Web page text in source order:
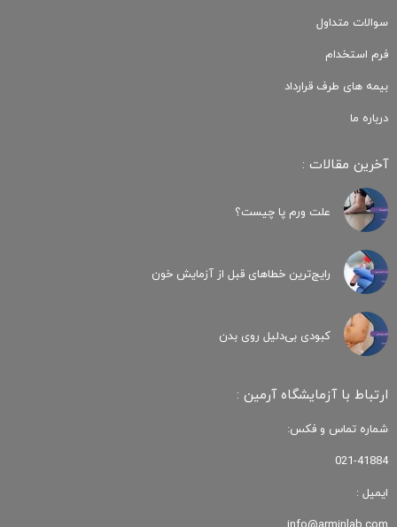
سوالات متداول
فرم استخدام
بیمه های طرف قرارداد
درباره ما
آخرین مقالات :
علت ورم پا چیست؟
رایج‌ترین خطاهای قبل از آزمایش خون
کبودی‌ بی‌دلیل روی بدن
ارتباط با آزمایشگاه آرمین :
شماره تماس و فکس:
021-41884
ایمیل :